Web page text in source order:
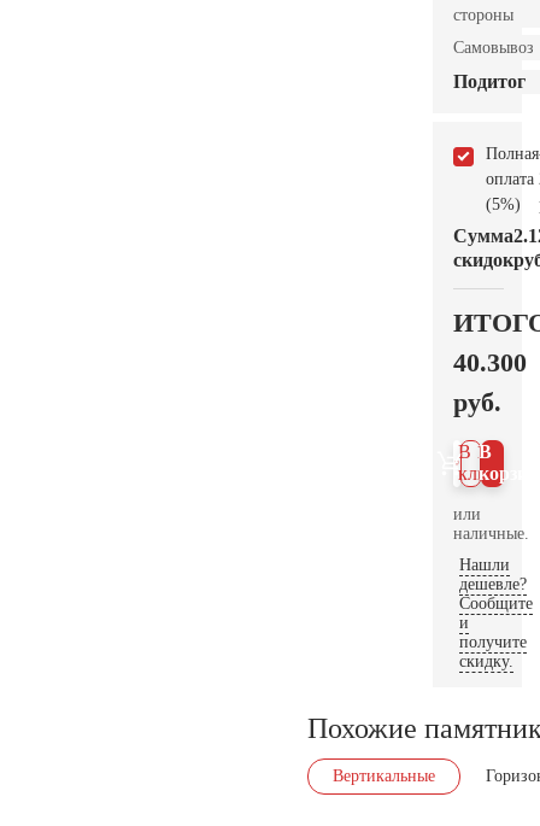
стороны
Самовывоз
Подитог
Полная
оплата
(5%)
Сумма
скидок
40.300
руб.
В
В 1
клик
или
наличные.
Нашли
дешевле?
Сообщите
и
получите
скидку.
Похожие
Вертикальные